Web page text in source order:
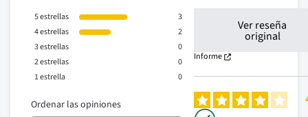
5estrellas
3
4estrellas
2
3estrellas
0
2estrellas
0
1estrella 0
Ordenar las opiniones
Ver reseña
original
Informe